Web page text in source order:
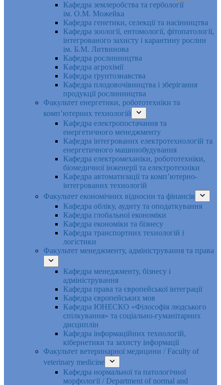
Кафедра землеробства та гербології
ім. О.М. Можейка
Кафедра генетики, селекції та насінництва
Кафедра зоології, ентомології, фітопатології,
інтегрованого захисту і карантину рослин
ім. Б.М. Литвинова
Кафедра рослинництва
Кафедра агрохімії
Кафедра ґрунтознавства
Кафедра плодовочівництва і зберігання
продукції рослинництва
Факультет енергетики, робототехніки та
комп’ютерних технологій
Кафедра електропостачання та
енергетичного менеджменту
Кафедра інтегрованих електротехнологій та
енергетичного машинобудування
Кафедра електромеханіки, робототехніки,
біомедичної інженерії та електротехніки
Кафедра автоматизації та комп’ютерно-
інтегрованих технологій
Факультет економічних відносин та фінансів
Кафедра обліку, аудиту та оподаткування
Кафедра глобальної економіки
Кафедра економіки та бізнесу
Кафедра транспортних технологій і
логістики
Факультет менеджменту, адміністрування та права
Кафедра менеджменту, бізнесу і
адміністрування
Кафедра права та європейської інтеграції
Кафедра європейських мов
Кафедра ЮНЕСКО «Філософія людського
спілкування» та соціально-гуманітарних
дисциплін
Кафедра інформаційних технологій,
кібернетики та захисту інформації
Факультет ветеринарної медицини / Faculty of
veterinary medicine
Кафедра нормальної та патологічної
морфології / Department of normal and